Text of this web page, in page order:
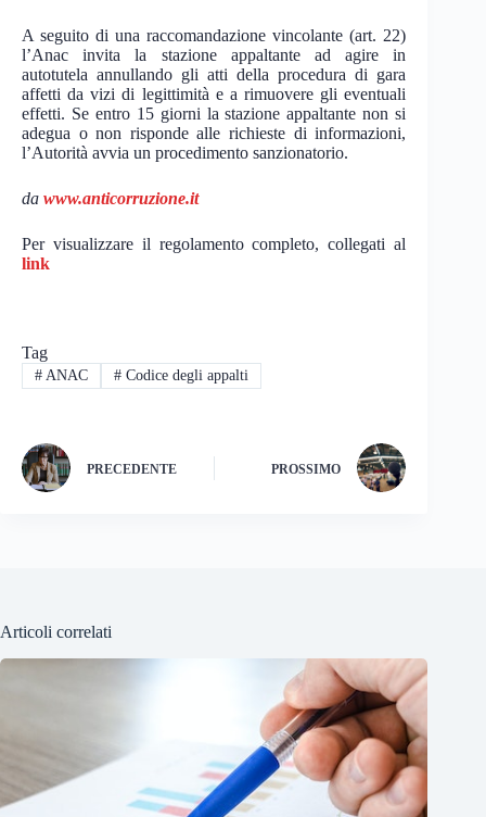
A seguito di una raccomandazione vincolante (art. 22)
l’Anac invita la stazione appaltante ad agire in
autotutela annullando gli atti della procedura di gara
affetti da vizi di legittimità e a rimuovere gli eventuali
effetti. Se entro 15 giorni la stazione appaltante non si
adegua o non risponde alle richieste di informazioni,
l’Autorità avvia un procedimento sanzionatorio.
da www.anticorruzione.it
Per visualizzare il regolamento completo, collegati al
link
Tag
#ANAC #Codice degli appalti
PRECEDENTE PROSSIMO
Articoli correlati